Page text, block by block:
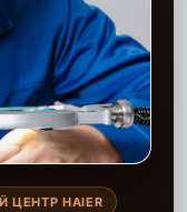
HAIER